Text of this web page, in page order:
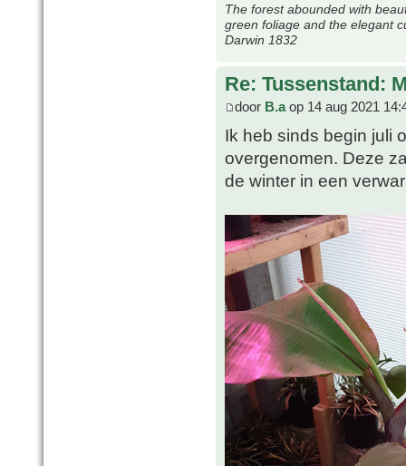
The forest abounded with
green foliage and the elegant
Darwin 1832
Re: Tussenstand:
door B.aop 14 aug 2021
Ik heb sinds begin juli
overgenomen. Deze
de winter in een